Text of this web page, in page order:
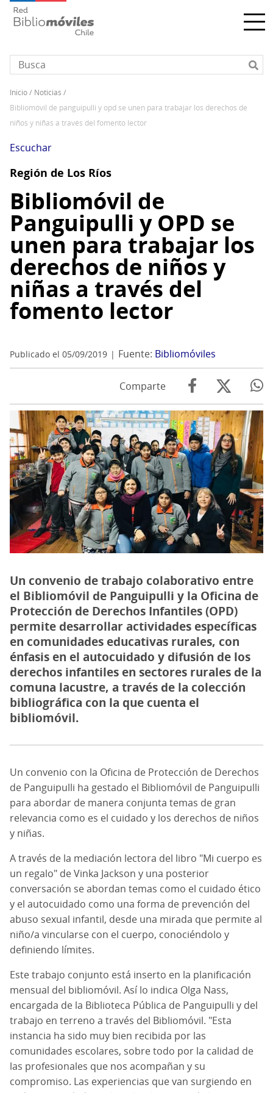
Pasar
principal
Sobrescribir
enlaces
ayuda
a
la
navegación
inicio
noticias
bibliomóvil de panguipulli y opd se unen para trabajar los derechos de
niños y niñas a través del fomento lector
Escuchar
Región de Los Ríos
Bibliomóvil de
Panguipulli y OPD se
unen para trabajar los
derechos de niños y
niñas a través del
fomento lector
Publicado el 05/09/2019 Fuente: Bibliomóviles
Comparte
Un convenio de trabajo colaborativo entre
el Bibliomóvil de Panguipulli y la Oficina de
Protección de Derechos Infantiles (OPD)
permite desarrollar actividades específicas
en comunidades educativas rurales, con
énfasis en el autocuidado y difusión de los
derechos infantiles en sectores rurales de la
comuna lacustre, a través de la colección
bibliográfica con la que cuenta el
bibliomóvil.
Un convenio con la Oficina de Protección de Derechos
de Panguipulli ha gestado el Bibliomóvil de Panguipulli
para abordar de manera conjunta temas de gran
relevancia como es el cuidado y los derechos de niños
y niñas.
A través de la mediación lectora del libro "Mi cuerpo es
un regalo" de Vinka Jackson y una posterior
conversación se abordan temas como el cuidado ético
y el autocuidado como una forma de prevención del
abuso sexual infantil, desde una mirada que permite al
niño/a vincularse con el cuerpo, conociéndolo y
definiendo límites.
Este trabajo conjunto está inserto en la planificación
mensual del bibliomóvil. Así lo indica Olga Nass,
encargada de la Biblioteca Pública de Panguipulli y del
trabajo en terreno a través del Bibliomóvil. "Esta
instancia ha sido muy bien recibida por las
comunidades escolares, sobre todo por la calidad de
las profesionales que nos acompañan y su
compromiso. Las experiencias que van surgiendo en